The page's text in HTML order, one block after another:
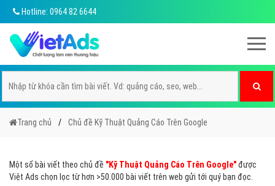
Hotline: 0964 82 6644
Trang chủ Chủ đề Kỹ Thuật Quảng Cáo Trên Google
Một số bài viết theo chủ đề "Kỹ Thuật Quảng Cáo Trên Google"được
Việt Ads chọn lọc từ hơn >50.000 bài viết trên web gửi tới quý bạn đọc.